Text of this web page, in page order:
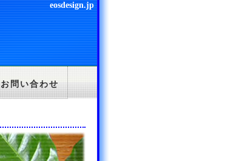
eosdesign.jp
お問い合わせ